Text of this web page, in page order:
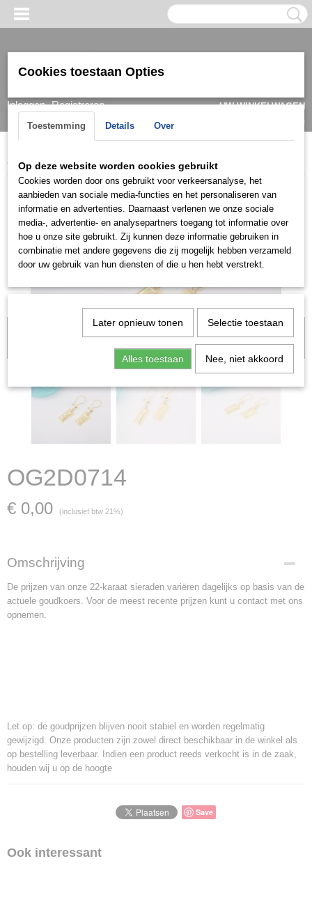
Inloggen Registreren
UW WINKELWAGEN
(0)
Home > Oorbel> Goud >22k OG2D0714
Let op: het kan voorkomen dat het product onlangs in de zaak is
verkocht; in dat geval nemen wij contact met u op.
OG2D0714
€ 0,00 (inclusief btw 21%)
Omschrijving
De prijzen van onze 22-karaat sieraden variëren dagelijks op basis van de
actuele goudkoers. Voor de meest recente prijzen kunt u contact met ons
opnemen.
Let op: de goudprijzen blijven nooit stabiel en worden regelmatig
gewijzigd. Onze producten zijn zowel direct beschikbaar in de winkel als
op bestelling leverbaar. Indien een product reeds verkocht is in de zaak,
houden wij u op de hoogte
Save
Ook interessant
Cookies toestaan Opties
Toestemming Details Over
Op deze website worden cookies gebruikt
Cookies worden door ons gebruikt voor verkeersanalyse, het
aanbieden van sociale media-functies en het personaliseren van
informatie en advertenties. Daarnaast verlenen we onze sociale
media-, advertentie- en analysepartners toegang tot informatie over
hoe u onze site gebruikt. Zij kunnen deze informatie gebruiken in
combinatie met andere gegevens die zij mogelijk hebben verzameld
door uw gebruik van hun diensten of die u hen hebt verstrekt.
Later opnieuw tonen Selectie toestaan
Alles toestaan Nee, niet akkoord